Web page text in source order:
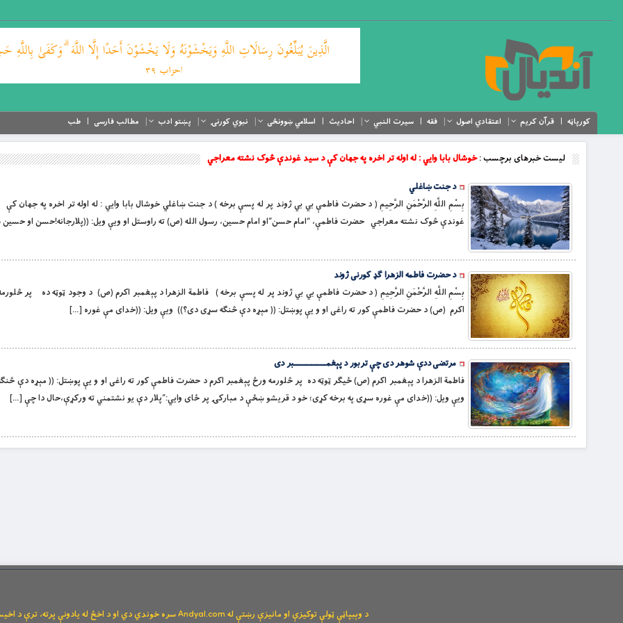
کورپاڼه قرآن کریم اعتقادي اصول فقه سیرت النبي احادیث اسلامي ښوونځی نبوي کورنۍ پښتو ادب مطالب فارسی طب
لیست خبرهای برچسب :خوشال بابا وايي : له اوله تر اخره په جهان کې د سيد غوندې څوک نشته معراجي
د جنت ښاغلي
بِسْمِ اللَّهِ الرَّحْمَنِ الرَّحِيمِ ( د حضرت فاطمې بي بي ژوند پر له پسې برخه ) د جنت ښاغلي خوشال بابا وايي : له اوله تر اخره په
غوندې څوک نشته معراجي حضرت فاطمې، “امام حسن”او امام حسين، رسول الله (ص) ته راوستل او ويې ويل: ((پلارجانه!حسن او
د حضرت فاطمه الزهرا ګډ کورنی ژوند
بِسْمِ اللَّهِ الرَّحْمَنِ الرَّحِيمِ ( د حضرت فاطمې بي بي ژوند پر له پسې برخه ) فاطمة الزهرا د پېغمبر اكرم (ص) د وجود ټوټه ده پر
اكرم (ص) د حضرت فاطمې كور ته راغى او و يې پوښتل: (( مېړه دې څنګه سړى دى؟)) ويې ويل: ((خداى مې غوره […]
مرتضى ددې شوهر دى چې تربور د پېغمـــــــــــــــــبر دى
فاطمة الزهرا د پېغمبر اكرم (ص) ځیګر ټوټه ده پر څلورمه ورځ پېغمبر اكرم د حضرت فاطمې كور ته راغى او و يې پوښتل: (( مېړه دې
ويې ويل: ((خداى مې غوره سړى په برخه كړى؛ خو د قريشو ښځې د مباركۍ پر ځاى وايي:”پلار دې يو نشتمني ته وركړې،حال دا چې […]
د وېبپاڼې ټولې توکیزې او مانیزې رښتې له Andyal.com سره خوندي دي او د اخځ له یادونې پرته، ترې د اخیستنې اجازه نشته